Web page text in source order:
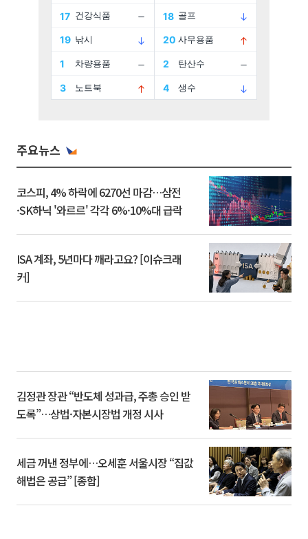
주요뉴스
코스피, 4% 하락에 6270선 마감…삼전
·SK하닉 '와르르' 각각 6%·10%대 급락
ISA 계좌, 5년마다 깨라고요? [이슈크래
커]
김정관 장관 “반도체 성과급, 주총 승인 받
도록”…상법·자본시장법 개정 시사
세금 꺼낸 정부에…오세훈 서울시장 “집값
해법은 공급” [종합]